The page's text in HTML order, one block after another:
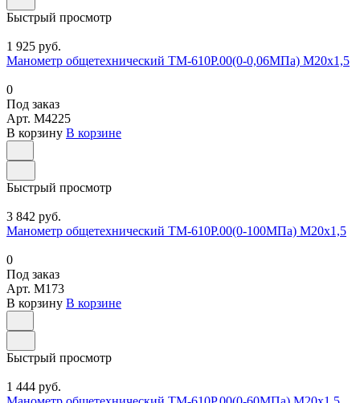
Быстрый просмотр
1 925 руб.
Манометр общетехнический ТМ-610Р.00(0-0,06МПа) М20х1,5
0
Под заказ
Арт. M4225
В корзину В корзине
Быстрый просмотр
3 842 руб.
Манометр общетехнический ТМ-610Р.00(0-100МПа) М20х1,5
0
Под заказ
Арт. M173
В корзину В корзине
Быстрый просмотр
1 444 руб.